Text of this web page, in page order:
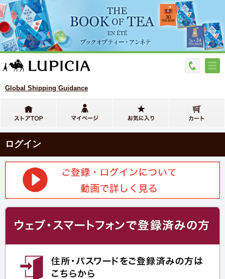
Global Shipping Guidance
ログイン